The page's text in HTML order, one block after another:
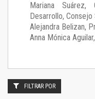
Mariana Suárez,
Desarrollo, Consejo
Alejandra Belizan,
Anna Mónica
FILTRAR POR